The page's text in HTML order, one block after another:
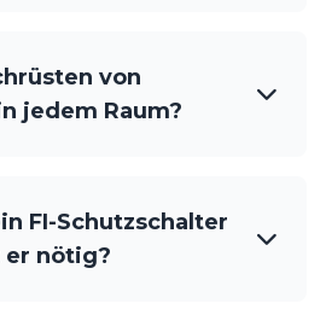
von
jedem Raum?
FI-Schutzschalter
er nötig?